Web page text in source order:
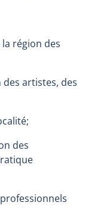
région des
des artistes, des
des